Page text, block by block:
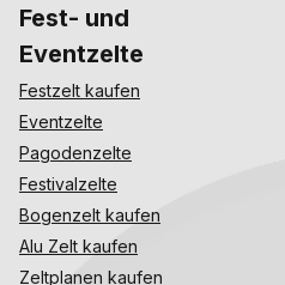
Fest- und
Eventzelte
Festzelt kaufen
Eventzelte
Pagodenzelte
Festivalzelte
Bogenzelt kaufen
Alu Zelt kaufen
Zeltplanen kaufen